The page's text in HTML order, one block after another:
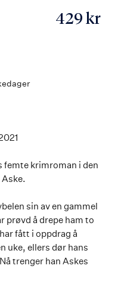
429 kr
femte krimroman i den
sin av en gammel
prøvd å drepe ham to
fått i oppdrag å
uke, ellers dør hans
trenger han Askes